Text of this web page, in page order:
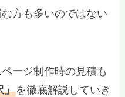
方も多いのではない
ージ制作時の見積も
」を徹底解説していき